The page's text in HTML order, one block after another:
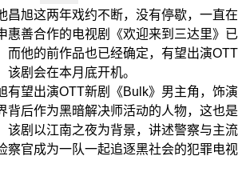
旭这两年戏约不断，没有停歇，一直在
惠善合作的电视剧《欢迎来到三达里》已
而他的前作品也已经确定，有望出演OTT
剧会在本月底开机。
望出演OTT新剧《Bulk》男主角，饰演
背后作为黑暗解决师活动的人物，这也是
该剧以江南之夜为背景，讲述警察与主流
察官成为一队一起追逐黑社会的犯罪电视